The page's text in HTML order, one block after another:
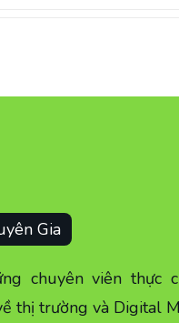
Gia
chuyên viên thực
thị trường và Digital